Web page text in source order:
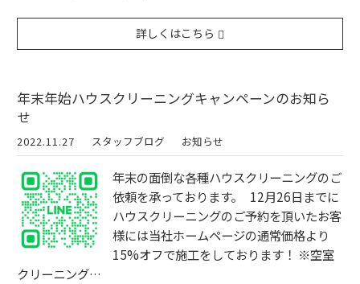
詳しくはこちら
年末年始ハウスクリーニングキャンペーンのお知ら
せ
2022.11.27 スタッフブログ お知らせ
年末の面倒な各種ハウスクリーニングのご
依頼を承っております。 12月26日までに
ハウスクリーニングのご予約を頂いたお客
様には当社ホームページの通常価格より
15%オフで施工をしております！ ※空室
クリーニング…